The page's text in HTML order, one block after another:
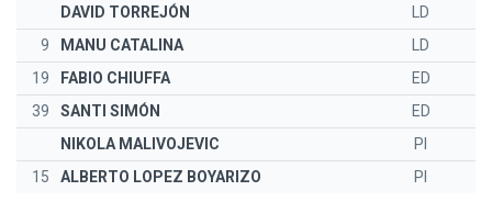
DAVID TORREJÓN
LD
9
MANU CATALINA
LD
19
FABIO CHIUFFA
ED
39
SANTI SIMÓN
ED
NIKOLA MALIVOJEVIC
PI
15
ALBERTO LOPEZ BOYARIZO PI